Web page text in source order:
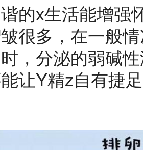
的x生活能增强
很多，在一般
，分泌的弱碱
让Y精z自有捷